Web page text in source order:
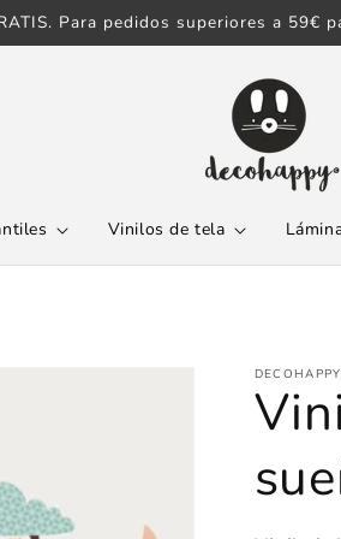
Para pedidos superiores a 59€
Vinilos de tela
DECOHAPPY